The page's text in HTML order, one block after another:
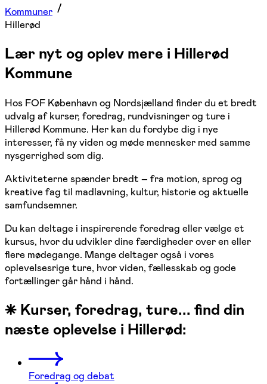
Kommuner
Hillerød
Lær nyt og oplev mere i Hillerød
Kommune
Hos FOF København og Nordsjælland finder du et bredt
udvalg af kurser, foredrag, rundvisninger og ture i
Hillerød Kommune. Her kan du fordybe dig i nye
interesser, få ny viden og møde mennesker med samme
nysgerrighed som dig.
Aktiviteterne spænder bredt – fra motion, sprog og
kreative fag til madlavning, kultur, historie og aktuelle
samfundsemner.
Du kan deltage i inspirerende foredrag eller vælge et
kursus, hvor du udvikler dine færdigheder over en eller
flere mødegange. Mange deltager også i vores
oplevelsesrige ture, hvor viden, fællesskab og gode
fortællinger går hånd i hånd.
⁕ Kurser, foredrag, ture... find din
næste oplevelse i Hillerød:
Foredrag og debat